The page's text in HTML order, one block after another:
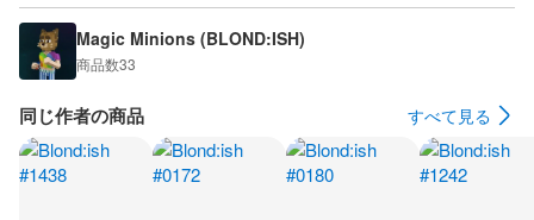
Magic Minions (BLOND:ISH)
商品数33
同じ作者の商品 すべて見る